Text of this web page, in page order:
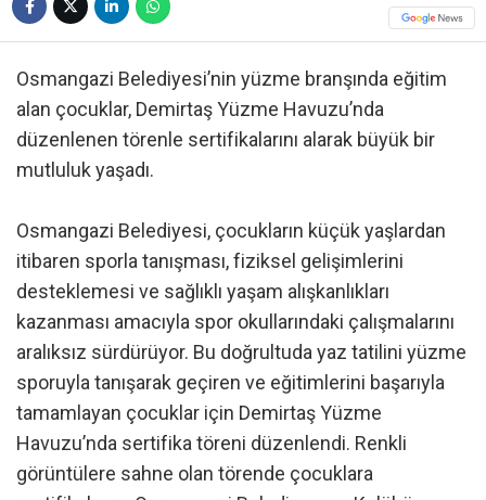
Osmangazi Belediyesi’nin yüzme branşında eğitim
alan çocuklar, Demirtaş Yüzme Havuzu’nda
düzenlenen törenle sertifikalarını alarak büyük bir
mutluluk yaşadı.
Osmangazi Belediyesi, çocukların küçük yaşlardan
itibaren sporla tanışması, fiziksel gelişimlerini
desteklemesi ve sağlıklı yaşam alışkanlıkları
kazanması amacıyla spor okullarındaki çalışmalarını
aralıksız sürdürüyor. Bu doğrultuda yaz tatilini yüzme
sporuyla tanışarak geçiren ve eğitimlerini başarıyla
tamamlayan çocuklar için Demirtaş Yüzme
Havuzu’nda sertifika töreni düzenlendi. Renkli
görüntülere sahne olan törende çocuklara